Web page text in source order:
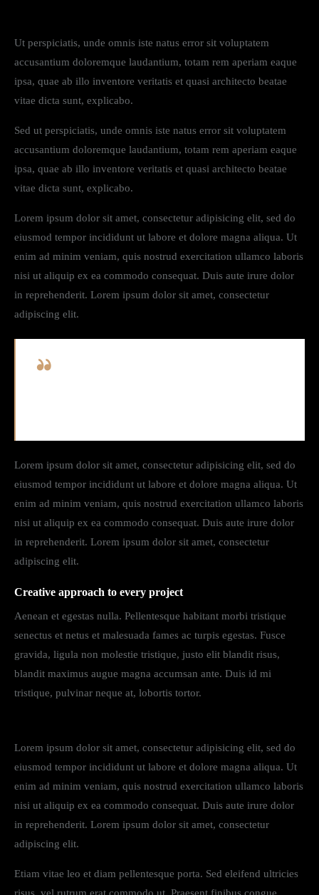
Ut perspiciatis, unde omnis iste natus error sit voluptatem
accusantium doloremque laudantium, totam rem aperiam eaque
ipsa, quae ab illo inventore veritatis et quasi architecto beatae
vitae dicta sunt, explicabo.
Sed ut perspiciatis, unde omnis iste natus error sit voluptatem
accusantium doloremque laudantium, totam rem aperiam eaque
ipsa, quae ab illo inventore veritatis et quasi architecto beatae
vitae dicta sunt, explicabo.
Lorem ipsum dolor sit amet, consectetur adipisicing elit, sed do
eiusmod tempor incididunt ut labore et dolore magna aliqua. Ut
enim ad minim veniam, quis nostrud exercitation ullamco laboris
nisi ut aliquip ex ea commodo consequat. Duis aute irure dolor
in reprehenderit. Lorem ipsum dolor sit amet, consectetur
adipiscing elit.
Lorem ipsum dolor sit amet, consectetur adipisicing elit, sed do
eiusmod tempor incididunt ut labore et dolore magna aliqua. Ut
enim ad minim veniam, quis nostrud exercitation ullamco laboris
nisi ut aliquip ex ea commodo consequat. Duis aute irure dolor
in reprehenderit. Lorem ipsum dolor sit amet, consectetur
adipiscing elit.
Creative approach to every project
Aenean et egestas nulla. Pellentesque habitant morbi tristique
senectus et netus et malesuada fames ac turpis egestas. Fusce
gravida, ligula non molestie tristique, justo elit blandit risus,
blandit maximus augue magna accumsan ante. Duis id mi
tristique, pulvinar neque at, lobortis tortor.
t
e
c
l
i
a
a
s
Lorem ipsum dolor sit amet, consectetur adipisicing elit, sed do
eiusmod tempor incididunt ut labore et dolore magna aliqua. Ut
enim ad minim veniam, quis nostrud exercitation ullamco laboris
nisi ut aliquip ex ea commodo consequat. Duis aute irure dolor
in reprehenderit. Lorem ipsum dolor sit amet, consectetur
adipiscing elit.
Etiam vitae leo et diam pellentesque porta. Sed eleifend ultricies